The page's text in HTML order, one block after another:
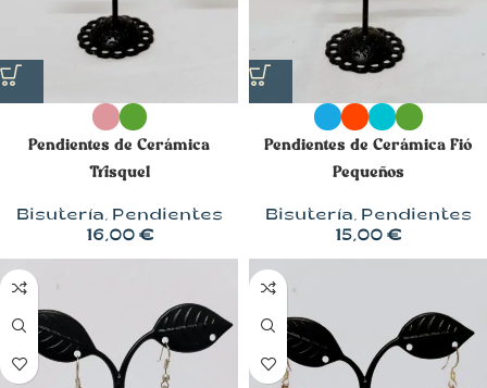
Pendientes de Cerámica
Trisquel
Bisutería, Pendientes
16,00 €
Pendientes de Cerámica Fió
Pequeños
Bisutería, Pendientes
15,00 €